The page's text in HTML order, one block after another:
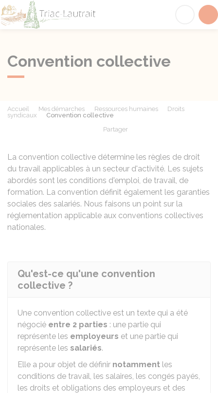
Convention collective
Accueil Mes démarches Ressources humaines
Droits
syndicaux
Convention collective
Partager
La convention collective détermine les règles de droit
du travail applicables à un secteur d'activité. Les sujets
abordés sont les conditions d'emploi, de travail, de
formation. La convention définit également les garanties
sociales des salariés. Nous faisons un point sur la
réglementation applicable aux conventions collectives
nationales.
Qu'est-ce qu'une convention
collective ?
Une convention collective est un texte qui a été
négocié entre 2 parties : une partie qui
représente les employeurs et une partie qui
représente les salariés.
Elle a pour objet de définir notamment les
conditions de travail, les salaires, les congés payés,
les droits et obligations des employeurs et des